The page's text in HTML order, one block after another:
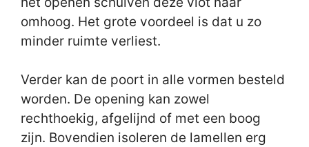
omhoog. Het grote voordeel is dat u zo
minder ruimte verliest.
Verder kan de poort in alle vormen besteld
worden. De opening kan zowel
rechthoekig, afgelijnd of met een boog
zijn. Bovendien isoleren de lamellen erg